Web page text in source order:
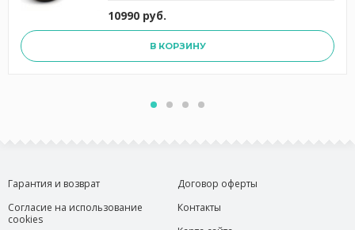
10990 руб.
В КОРЗИНУ
Гарантия и возврат
Согласие на использование
cookies
Договор оферты
Контакты